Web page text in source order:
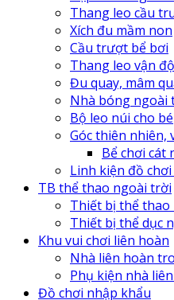
Thang leo cầu
Xích đu mầm non
Cầu trượt bể bơi
Thang leo vận
Đu quay, mâm
Nhà bóng ngoài
Bộ leo núi cho bé
Góc thiên nhiên,
Bể chơi cát
Linh kiện đồ
TB thể thao ngoài trời
Thiết bị thể
Thiết bị thể dục
Khu vui chơi liên hoàn
Nhà liên hoàn
Phụ kiện nhà
Đồ chơi nhập khẩu